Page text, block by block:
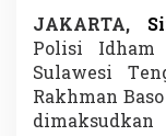
JAKARTA,
Polisi Idham
Sulawesi
Rakhman